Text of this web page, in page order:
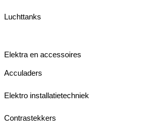
Luchttanks
Elektra en accessoires
Acculaders
Elektro installatietechniek
Contrastekkers